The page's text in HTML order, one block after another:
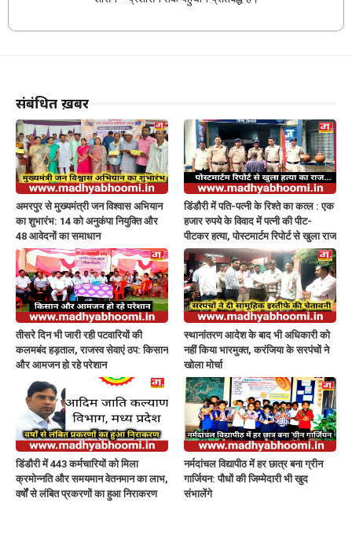
संबंधित ख़बरें
अमरपुर से मुख्यमंत्री जन विश्वास अभियान
का शुभारंभ: 14 को अनुकंपा नियुक्ति और
48 आवेदनों का समाधान
डिंडौरी में पति-पत्नी के रिश्ते का कत्ल : एक
हजार रुपये के विवाद में पत्नी की पीट-
पीटकर हत्या, पोस्टमार्टम रिपोर्ट से खुला राज
तीसरे दिन भी जारी रही पटवारियों की
कलमबंद हड़ताल, राजस्व सेवाएं ठप: किसान
और आमजन हो रहे परेशान
स्थानांतरण आदेश के बाद भी अधिकारी को
नहीं किया भारमुक्त, करंजिया के सरपंचों ने
खोला मोर्चा
डिंडौरी में 443 कर्मचारियों को मिला
क्रमोन्नति और समयमान वेतनमान का लाभ,
वर्षों से लंबित प्रकरणों का हुआ निराकरण
नर्मदांचल विद्यापीठ में हर छात्र बना ग्रीन
गार्जियन: पौधों की जिम्मेदारी भी खुद
संभालेंगे